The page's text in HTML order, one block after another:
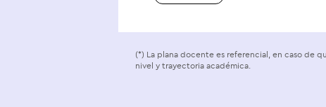
(*) La plana docente es referencial, en caso de
nivel y trayectoria académica.